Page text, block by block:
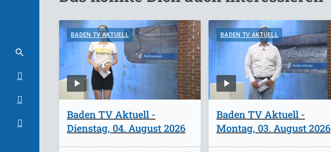
BADEN TV AKTUELL
Baden TV Aktuell -
Dienstag, 04. August 2026
BADEN TV AKTUELL
Baden TV Aktuell -
Montag, 03. August 2026